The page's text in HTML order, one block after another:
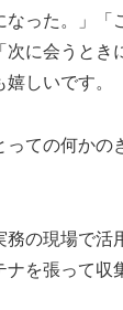
なった。」「
に会うとき
しいです。
ての何かの
の現場で活
を張って収